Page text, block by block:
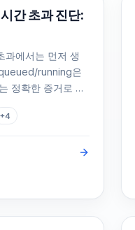
간 초과 진단:
에서는 먼저 생
running은
정확한 증거로 처
+4